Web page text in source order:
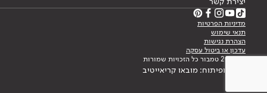
מדיניות הפרטיות
תנאי שימוש
הצהרת נגישות
עדכון או ביטול עסקה
© 2026 טמבור כל הזכויות שמורות
עיצוב ופיתוח: מובאו קריאייטיב